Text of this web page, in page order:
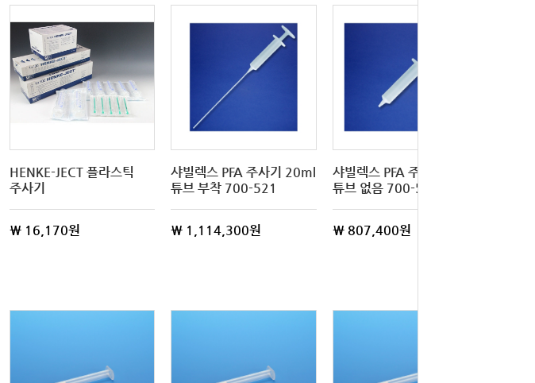
HENKE-JECT 플라스틱
주사기
\ 16,170원
샤빌렉스 PFA 주사기 20ml
튜브 부착 700-521
\ 1,114,300원
샤빌렉스 PFA 주사기 20ml
튜브 없음 700-520
\ 807,400원